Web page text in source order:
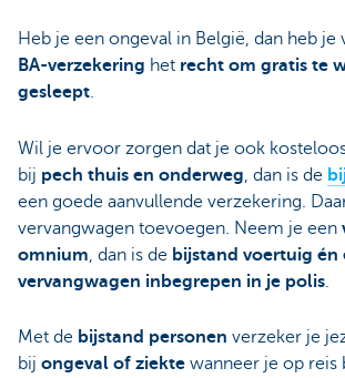
Heb je een ongeval in België, dan heb je
BA-verzekering het recht om gratis te
gesleept.
Wil je ervoor zorgen dat je ook
bij pech thuis en onderweg, dan is de
een goede aanvullende verzekering.
vervangwagen toevoegen. Neem je een
omnium, dan is de bijstand voertuig én
vervangwagen inbegrepen in je polis.
Met de bijstand personen verzeker je
bij ongeval of ziekte wanneer je op reis